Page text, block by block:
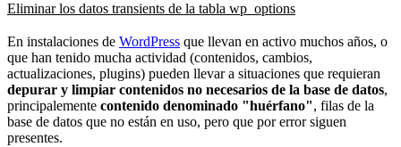
Eliminar los datos transients de la tabla wp_options
En instalaciones de WordPress que llevan en activo muchos años, o
que han tenido mucha actividad (contenidos, cambios,
actualizaciones, plugins) pueden llevar a situaciones que requieran
depurar y limpiar contenidos no necesarios de la base de datos,
principalemente contenido denominado "huérfano", filas de la
base de datos que no están en uso, pero que por error siguen
presentes.